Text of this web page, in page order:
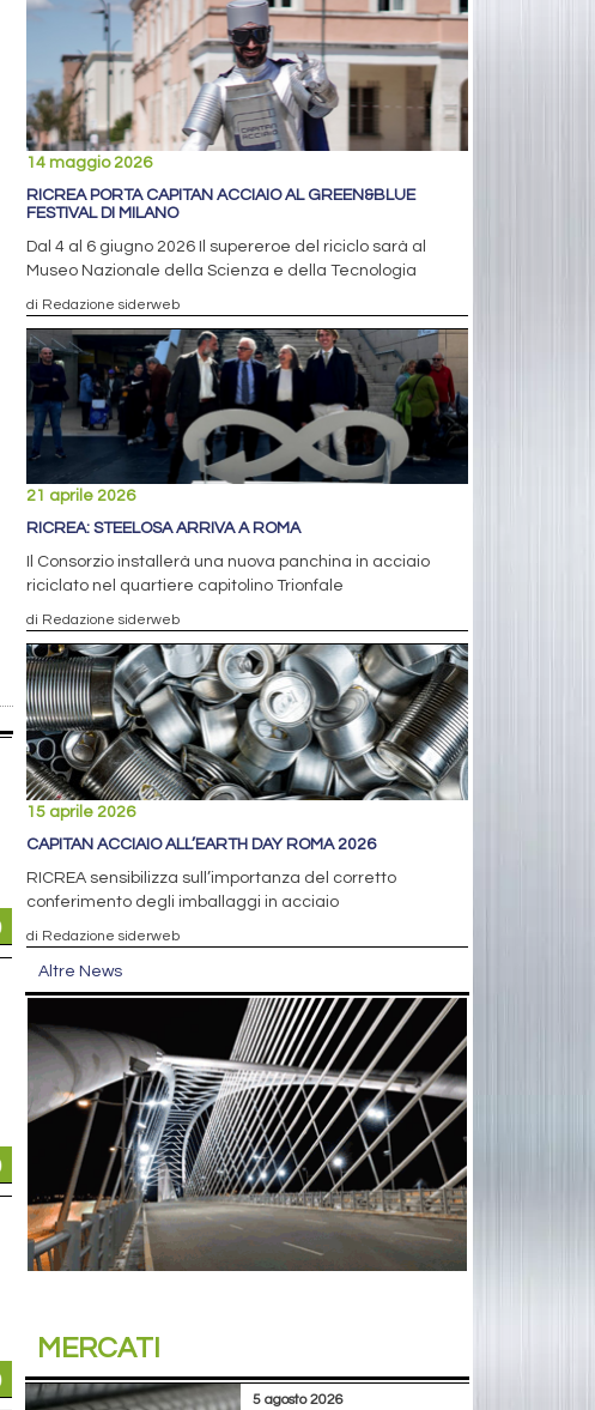
14 maggio 2026
RICREA PORTA CAPITAN ACCIAIO AL GREEN&BLUE
FESTIVAL DI MILANO
Dal 4 al 6 giugno 2026 Il supereroe del riciclo sarà al
Museo Nazionale della Scienza e della Tecnologia
di Redazione siderweb
21 aprile 2026
RICREA: STEELOSA ARRIVA A ROMA
Il Consorzio installerà una nuova panchina in acciaio
riciclato nel quartiere capitolino Trionfale
di Redazione siderweb
15 aprile 2026
CAPITAN ACCIAIO ALL’EARTH DAY ROMA 2026
RICREA sensibilizza sull’importanza del corretto
conferimento degli imballaggi in acciaio
di Redazione siderweb
Altre News
MERCATI
5 agosto 2026